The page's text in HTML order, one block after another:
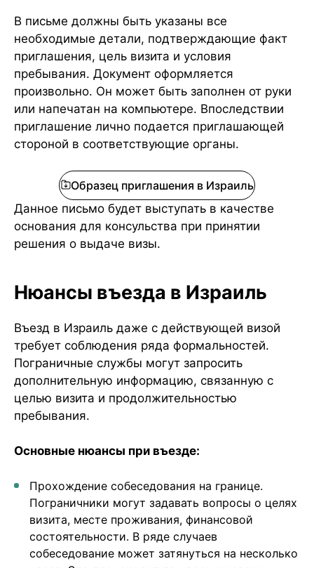
В письме должны быть указаны все
необходимые детали, подтверждающие факт
приглашения, цель визита и условия
пребывания. Документ оформляется
произвольно. Он может быть заполнен от руки
или напечатан на компьютере. Впоследствии
приглашение лично подается приглашающей
стороной в соответствующие органы.
Образец приглашения в Израиль
Данное письмо будет выступать в качестве
основания для консульства при принятии
решения о выдаче визы.
Нюансы въезда в Израиль
Въезд в Израиль даже с действующей визой
требует соблюдения ряда формальностей.
Пограничные службы могут запросить
дополнительную информацию, связанную с
целью визита и продолжительностью
пребывания.
Основные нюансы при въезде:
Прохождение собеседования на границе.
Пограничники могут задавать вопросы о целях
визита, месте проживания, финансовой
состоятельности. В ряде случаев
собеседование может затянуться на несколько